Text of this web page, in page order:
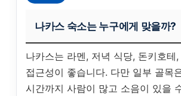
나카스 숙소는 누구에게 맞을까?
나카스는 라멘, 저녁 식당, 돈키호테
접근성이 좋습니다. 다만 일부 골목
시간까지 사람이 많고 소음이 있을